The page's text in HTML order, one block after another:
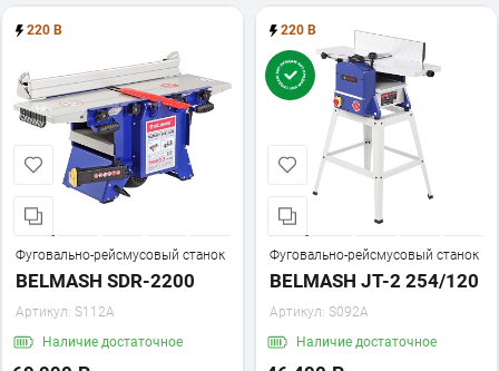
220 В
Фуговально-рейсмусовый станок
BELMASH SDR-2200
Артикул: S112A
Наличие достаточное
220 В
Фуговально-рейсмусовый станок
BELMASH JT-2 254/120
Артикул: S092A
Наличие достаточное